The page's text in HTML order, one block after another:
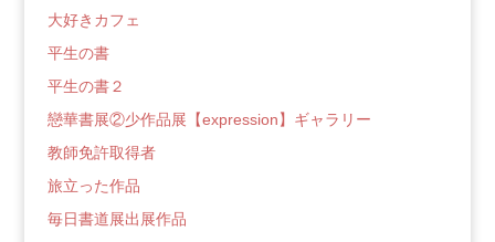
大好きカフェ
平生の書
平生の書２
戀華書展②少作品展【expression】ギャラリー
教師免許取得者
旅立った作品
毎日書道展出展作品